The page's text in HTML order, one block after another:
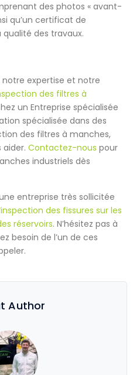
des photos « avant-
qu’un certificat de
des travaux.
expertise et notre
des filtres à
unEntreprise spécialisée
spécialisée dansdes
des filtres à manches,
aider.Contactez-nous pour
industriels dès
entreprise très sollicitée
des fissures sur les
réservoirs. N’hésitez pas à
besoin de l’un de ces
Author